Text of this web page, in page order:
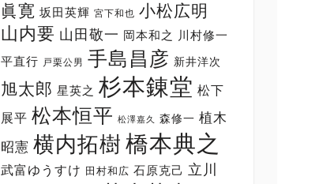
眞寛 坂田英輝 宮下和也 小松広明
山内要 山田敬一 岡本和之 川村修一
平直行 戸栗公男 手島昌彦 新井洋次
旭太郎 星英之 杉本錬堂 松下
展平 松本恒平 松澤嘉久 森修一 植木
昭憲 横内拓樹 橋本典之
武富ゆうすけ 田村和広 石原克己 立川